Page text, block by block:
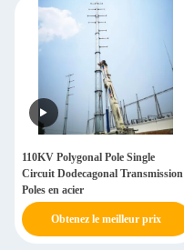
110KV Polygonal Pole Single
Circuit Dodecagonal Transmission
Poles en acier
Obtenez le meilleur prix